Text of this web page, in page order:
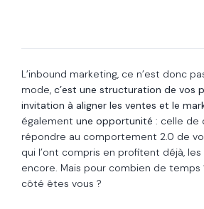
L’inbound marketing, ce n’est donc
mode, c’est une structuration de vos
invitation à aligner les ventes et le
également une opportunité : celle de
répondre au comportement 2.0 de
qui l’ont compris en profitent déjà,
encore. Mais pour combien de temps
côté êtes vous ?